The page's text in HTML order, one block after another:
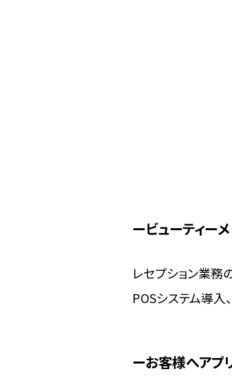
ビューティー
レセプション業務
POSシステム導入
お客様へアプ